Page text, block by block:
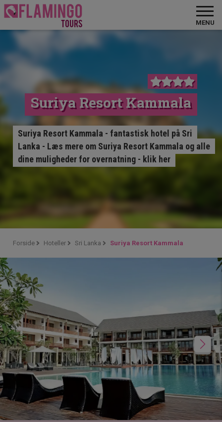
MENU
Suriya Resort Kammala
Suriya Resort Kammala - fantastisk hotel på Sri
Lanka - Læs mere om Suriya Resort Kammala og alle
dine muligheder for overnatning - klik her
Forside Hoteller Sri Lanka Suriya Resort Kammala